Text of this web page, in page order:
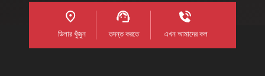
ডিলার খুঁজুন তদন্ত করতে এখন আমাদের কল